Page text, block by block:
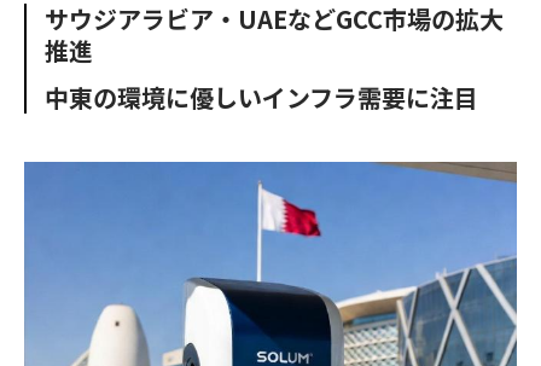
o
o
k
e
u
n
サウジアラビア・UAEなどGCC市場の拡大
推進
中東の環境に優しいインフラ需要に注目